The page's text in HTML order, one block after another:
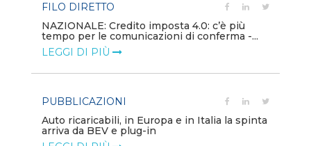
FILO DIRETTO
NAZIONALE: Credito imposta 4.0: c’è più
tempo per le comunicazioni di conferma -...
LEGGI DI PIÙ
PUBBLICAZIONI
Auto ricaricabili, in Europa e in Italia la spinta
arriva da BEV e plug-in